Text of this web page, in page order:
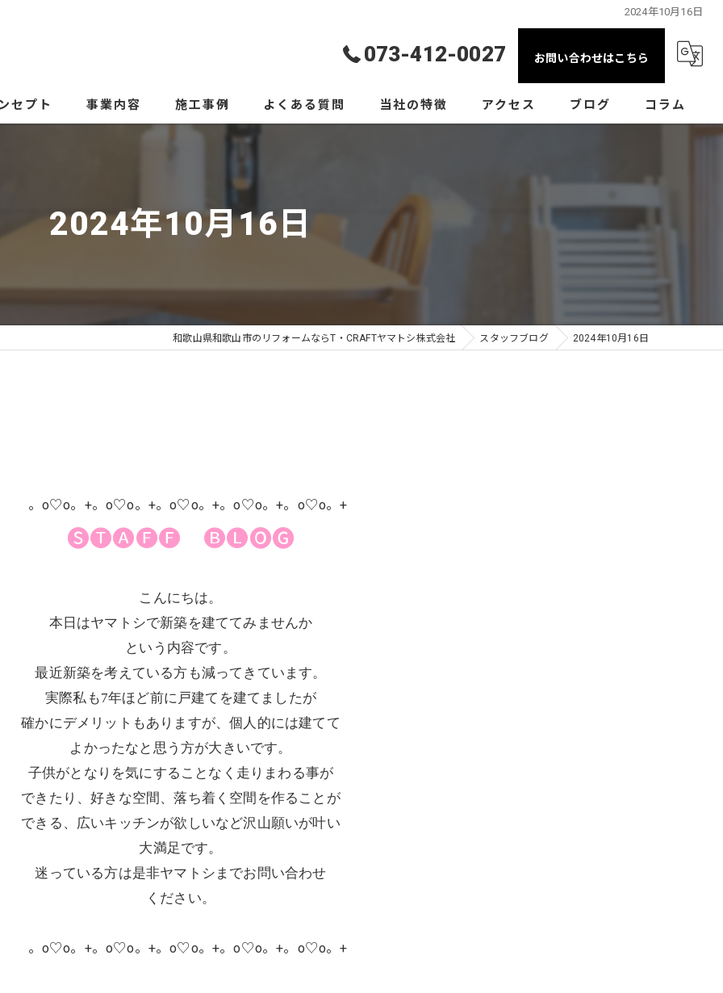
2024年10月16日
073-412-0027 お問い合わせはこちら
セプト 事業内容 施工事例 よくある質問 当社の特徴
間取り
リノベーション
アクセス ブログ コラム
2024年10月16日
和歌山県和歌山市のリフォームならT・CRAFTヤマトシ株式会社 スタッフブログ 2024年10月16日
。o♡o。+。o♡o。+。o♡o。+。o♡o。+。o♡o。+
🅢🅣🅐🅕🅕 🅑🅛🅞🅖
こんにちは。
本日はヤマトシで新築を建ててみませんか
という内容です。
最近新築を考えている方も減ってきています。
実際私も7年ほど前に戸建てを建てましたが
確かにデメリットもありますが、個人的には建てて
よかったなと思う方が大きいです。
子供がとなりを気にすることなく走りまわる事が
できたり、好きな空間、落ち着く空間を作ることが
できる、広いキッチンが欲しいなど沢山願いが叶い
大満足です。
迷っている方は是非ヤマトシまでお問い合わせ
ください。
。o♡o。+。o♡o。+。o♡o。+。o♡o。+。o♡o。+